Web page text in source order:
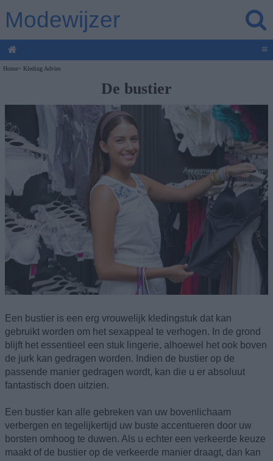
Modewijzer
≡
Home> Kleding Advies
De bustier
Een bustier is een erg vrouwelijk kledingstuk dat kan
gebruikt worden om het sexappeal te verhogen. In de grond
blijft het essentieel een stuk lingerie, alhoewel het ook boven
de jurk kan gedragen worden. Indien de bustier op de
passende manier gedragen wordt, kan die u er absoluut
fantastisch doen uitzien.
Een bustier kan alle gebreken van uw bovenlichaam
verbergen en tegelijkertijd uw buste accentueren door uw
borsten omhoog te duwen. Als u echter een verkeerde keuze
maakt of de bustier op de verkeerde manier draagt, dan kan